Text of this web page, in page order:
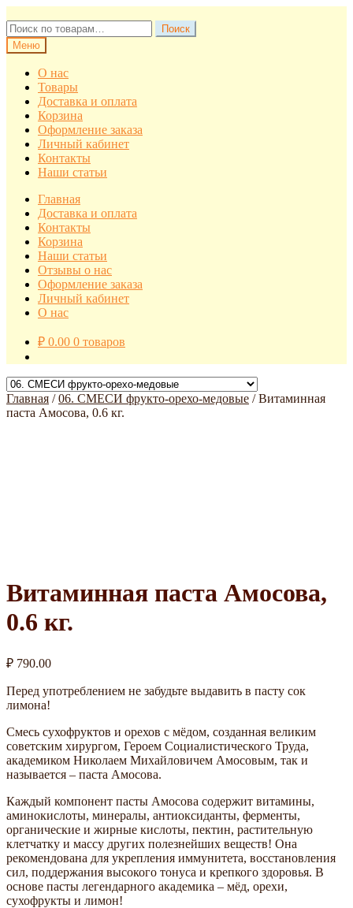
к
навигации
к
содержимому
Искать:
Поиск
Меню
О нас
Товары
Доставка и оплата
Корзина
Оформление заказа
Личный кабинет
Контакты
Наши статьи
Главная
Доставка и оплата
Контакты
Корзина
Наши статьи
Отзывы о нас
Оформление заказа
Личный кабинет
О нас
₽ 0.00 0 товаров
Главная /06. СМЕСИ фрукто-орехо-медовые /Витаминная
паста Амосова, 0.6 кг.
Витаминная паста Амосова,
0.6 кг.
₽ 790.00
Перед употреблением не забудьте выдавить в пасту сок
лимона!
Смесь сухофруктов и орехов с мёдом, созданная великим
советским хирургом, Героем Социалистического Труда,
академиком Николаем Михайловичем Амосовым, так и
называется – паста Амосова.
Каждый компонент пасты Амосова содержит витамины,
аминокислоты, минералы, антиоксиданты, ферменты,
органические и жирные кислоты, пектин, растительную
клетчатку и массу других полезнейших веществ! Она
рекомендована для укрепления иммунитета, восстановления
сил, поддержания высокого тонуса и крепкого здоровья. В
основе пасты легендарного академика – мёд, орехи,
сухофрукты и лимон!